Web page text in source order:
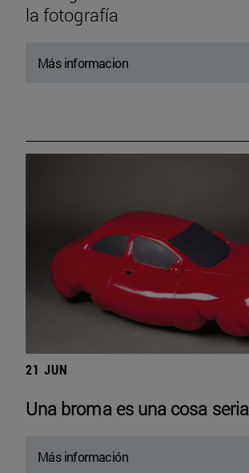
la fotografía
Más informacion
21 JUN
Una broma es una cosa seria
Más información